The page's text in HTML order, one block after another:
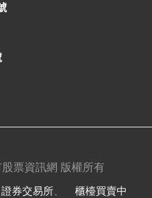
票資訊網 版權所有
證券交易所
櫃檯買賣中